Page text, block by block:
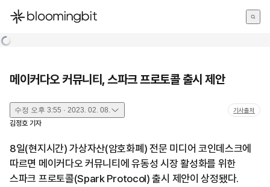
한국어
메이커다오 커뮤니티, 스파크 프로토콜 출시 제안
수정 오후 3:55 · 2023. 02. 08. 기사출처
김정호 기자
8일(현지시간) 가상자산(암호화폐) 전문 미디어 코인데스크에
따르면 메이커다오 커뮤니티에 유동성 시장 활성화를 위한
스파크 프로토콜(Spark Protocol) 출시 제안이 상정됐다.